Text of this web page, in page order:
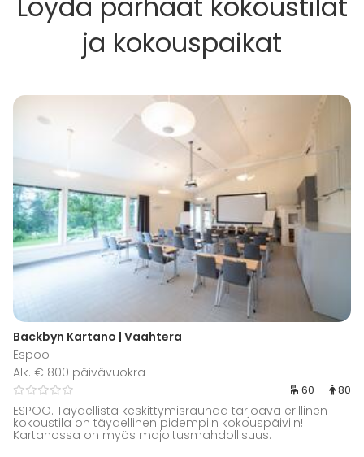
ja kokouspaikat
Backbyn Kartano | Vaahtera
Espoo
Alk. € 800 päivävuokra
60 80
ESPOO. Täydellistä keskittymisrauhaa tarjoava erillinen
kokoustila on täydellinen pidempiin kokouspäiviin!
Kartanossa on myös majoitusmahdollisuus.